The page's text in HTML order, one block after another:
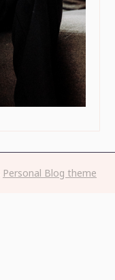
Personal Blog theme